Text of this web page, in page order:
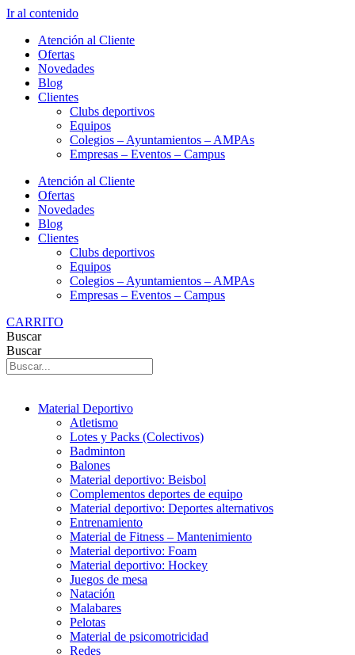
Ir al contenido
Atención al Cliente
Ofertas
Novedades
Blog
Clientes
Clubs deportivos
Equipos
Colegios – Ayuntamientos – AMPAs
Empresas – Eventos – Campus
Atención al Cliente
Ofertas
Novedades
Blog
Clientes
Clubs deportivos
Equipos
Colegios – Ayuntamientos – AMPAs
Empresas – Eventos – Campus
CARRITO
Buscar
Buscar
Material Deportivo
Atletismo
Lotes y Packs (Colectivos)
Badminton
Balones
Material deportivo: Beisbol
Complementos deportes de equipo
Material deportivo: Deportes alternativos
Entrenamiento
Material de Fitness – Mantenimiento
Material deportivo: Foam
Material deportivo: Hockey
Juegos de mesa
Natación
Malabares
Pelotas
Material de psicomotricidad
Redes